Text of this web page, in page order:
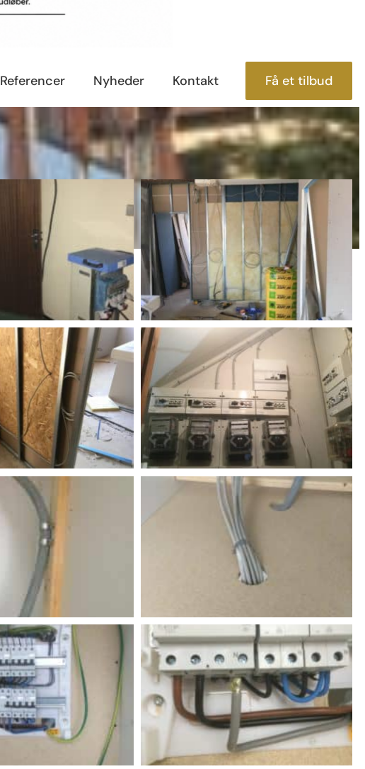
Referencer Nyheder Kontakt Få et tilbud